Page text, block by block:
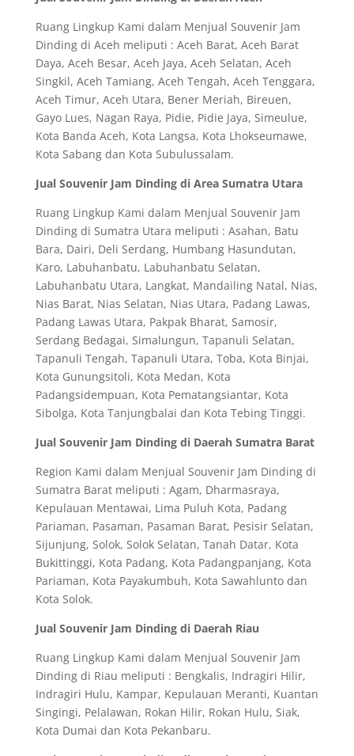
Ruang Lingkup Kami dalam Menjual Souvenir Jam
Dinding di Aceh meliputi : Aceh Barat, Aceh Barat
Daya, Aceh Besar, Aceh Jaya, Aceh Selatan, Aceh
Singkil, Aceh Tamiang, Aceh Tengah, Aceh Tenggara,
Aceh Timur, Aceh Utara, Bener Meriah, Bireuen,
Gayo Lues, Nagan Raya, Pidie, Pidie Jaya, Simeulue,
Kota Banda Aceh, Kota Langsa, Kota Lhokseumawe,
Kota Sabang dan Kota Subulussalam.
Jual Souvenir Jam Dinding di Area Sumatra Utara
Ruang Lingkup Kami dalam Menjual Souvenir Jam
Dinding di Sumatra Utara meliputi : Asahan, Batu
Bara, Dairi, Deli Serdang, Humbang Hasundutan,
Karo, Labuhanbatu, Labuhanbatu Selatan,
Labuhanbatu Utara, Langkat, Mandailing Natal, Nias,
Nias Barat, Nias Selatan, Nias Utara, Padang Lawas,
Padang Lawas Utara, Pakpak Bharat, Samosir,
Serdang Bedagai, Simalungun, Tapanuli Selatan,
Tapanuli Tengah, Tapanuli Utara, Toba, Kota Binjai,
Kota Gunungsitoli, Kota Medan, Kota
Padangsidempuan, Kota Pematangsiantar, Kota
Sibolga, Kota Tanjungbalai dan Kota Tebing Tinggi.
Jual Souvenir Jam Dinding di Daerah Sumatra Barat
Region Kami dalam Menjual Souvenir Jam Dinding di
Sumatra Barat meliputi : Agam, Dharmasraya,
Kepulauan Mentawai, Lima Puluh Kota, Padang
Pariaman, Pasaman, Pasaman Barat, Pesisir Selatan,
Sijunjung, Solok, Solok Selatan, Tanah Datar, Kota
Bukittinggi, Kota Padang, Kota Padangpanjang, Kota
Pariaman, Kota Payakumbuh, Kota Sawahlunto dan
Kota Solok.
Jual Souvenir Jam Dinding di Daerah Riau
Ruang Lingkup Kami dalam Menjual Souvenir Jam
Dinding di Riau meliputi : Bengkalis, Indragiri Hilir,
Indragiri Hulu, Kampar, Kepulauan Meranti, Kuantan
Singingi, Pelalawan, Rokan Hilir, Rokan Hulu, Siak,
Kota Dumai dan Kota Pekanbaru.